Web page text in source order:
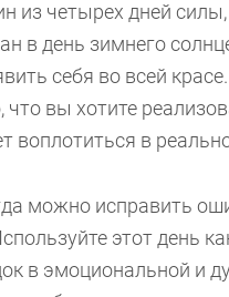
из четырех дней
в день зимнего
себя во всей
что вы хотите
в
можно исправить
этот день
в эмоциональной и